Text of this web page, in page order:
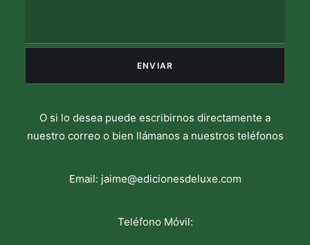
O si lo desea puede escribirnos directamente a
nuestro correo o bien llámanos a nuestros teléfonos
Email: jaime@edicionesdeluxe.com
Teléfono Móvil: